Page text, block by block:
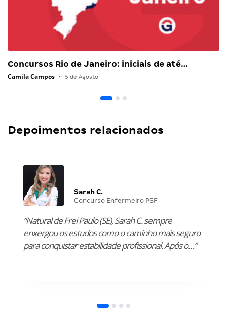
Concursos Rio de Janeiro: iniciais de até…
Camila Campos • 5 de Agosto
Depoimentos relacionados
Sarah C.
Concurso Enfermeiro PSF
“Natural de Frei Paulo (SE), Sarah C. sempre
enxergou os estudos como o caminho mais seguro
para conquistar estabilidade profissional. Após o…”